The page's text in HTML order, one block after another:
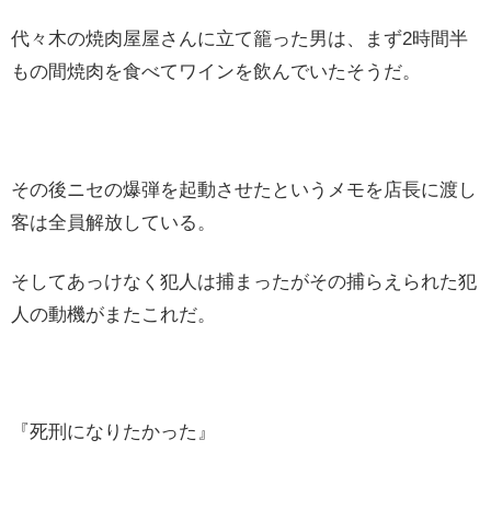
代々木の焼肉屋屋さんに立て籠った男は、まず2時間半
もの間焼肉を食べてワインを飲んでいたそうだ。
その後ニセの爆弾を起動させたというメモを店長に渡し
客は全員解放している。
そしてあっけなく犯人は捕まったがその捕らえられた犯
人の動機がまたこれだ。
『死刑になりたかった』